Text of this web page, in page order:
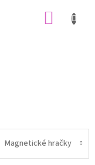
Magnetické hračky